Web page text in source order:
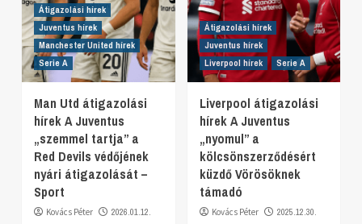
Átigazolási hírek
Juventus hírek
Manchester United hírek
Serie A
Man Utd átigazolási
hírek A Juventus
„szemmel tartja” a
Red Devils védőjének
nyári átigazolását –
Sport
Kovács Péter 2026.01.12.
Átigazolási hírek
Juventus hírek
Liverpool hírek
Serie A
Liverpool átigazolási
hírek A Juventus
„nyomul” a
kölcsönszerződésért
küzdő Vörösöknek
támadó
Kovács Péter 2025.12.30.